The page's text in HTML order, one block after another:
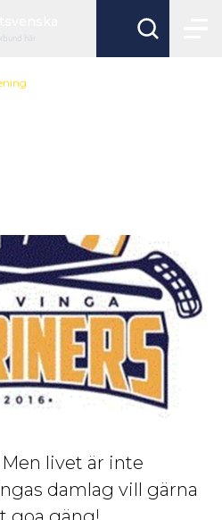
här
livet är inte
damlag vill gärna